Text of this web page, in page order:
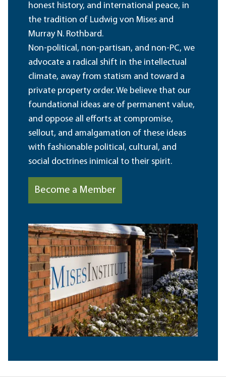
honest history, and international peace, in
the tradition of Ludwig von Mises and
Murray N. Rothbard.
Non-political, non-partisan, and non-PC, we
advocate a radical shift in the intellectual
climate, away from statism and toward a
private property order. We believe that our
foundational ideas are of permanent value,
and oppose all efforts at compromise,
sellout, and amalgamation of these ideas
with fashionable political, cultural, and
social doctrines inimical to their spirit.
Become a Member